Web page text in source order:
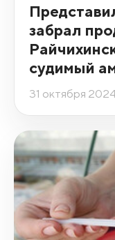
забрал
судимый
31 октября